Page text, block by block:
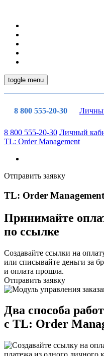
toggle menu
8 800 555-20-30
8 800 555-20-30 Личный
TL: Order Management
Отправить заявку
TL: Order Management
Принимайте
по ссылке
Создавайте ссылки на
или списывайте деньги за
и оплата прошла.
Отправить заявку
Два способа
с TL: Order